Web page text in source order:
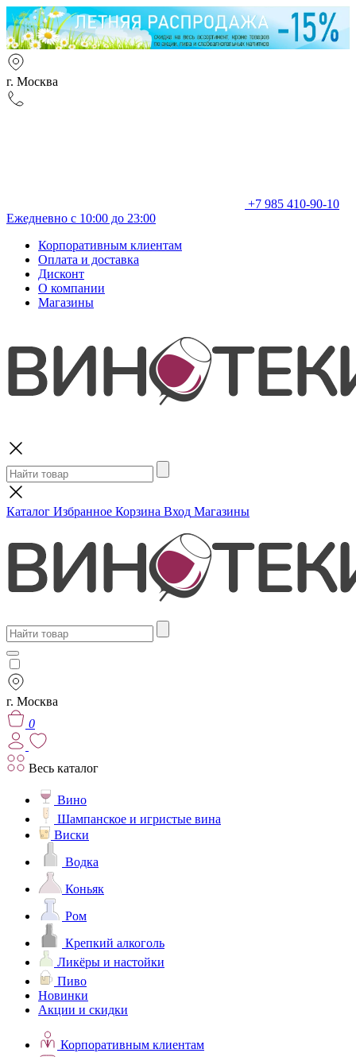
г. Москва
+7 985 410-90-10
Ежедневно с 10:00 до 23:00
Корпоративным клиентам
Оплата и доставка
Дисконт
О компании
Магазины
Каталог Избранное Корзина Вход Магазины
г. Москва
0
Весь каталог
Вино
Шампанское и игристые вина
Виски
Водка
Коньяк
Ром
Крепкий алкоголь
Ликёры и настойки
Пиво
Новинки
Акции и скидки
Корпоративным клиентам